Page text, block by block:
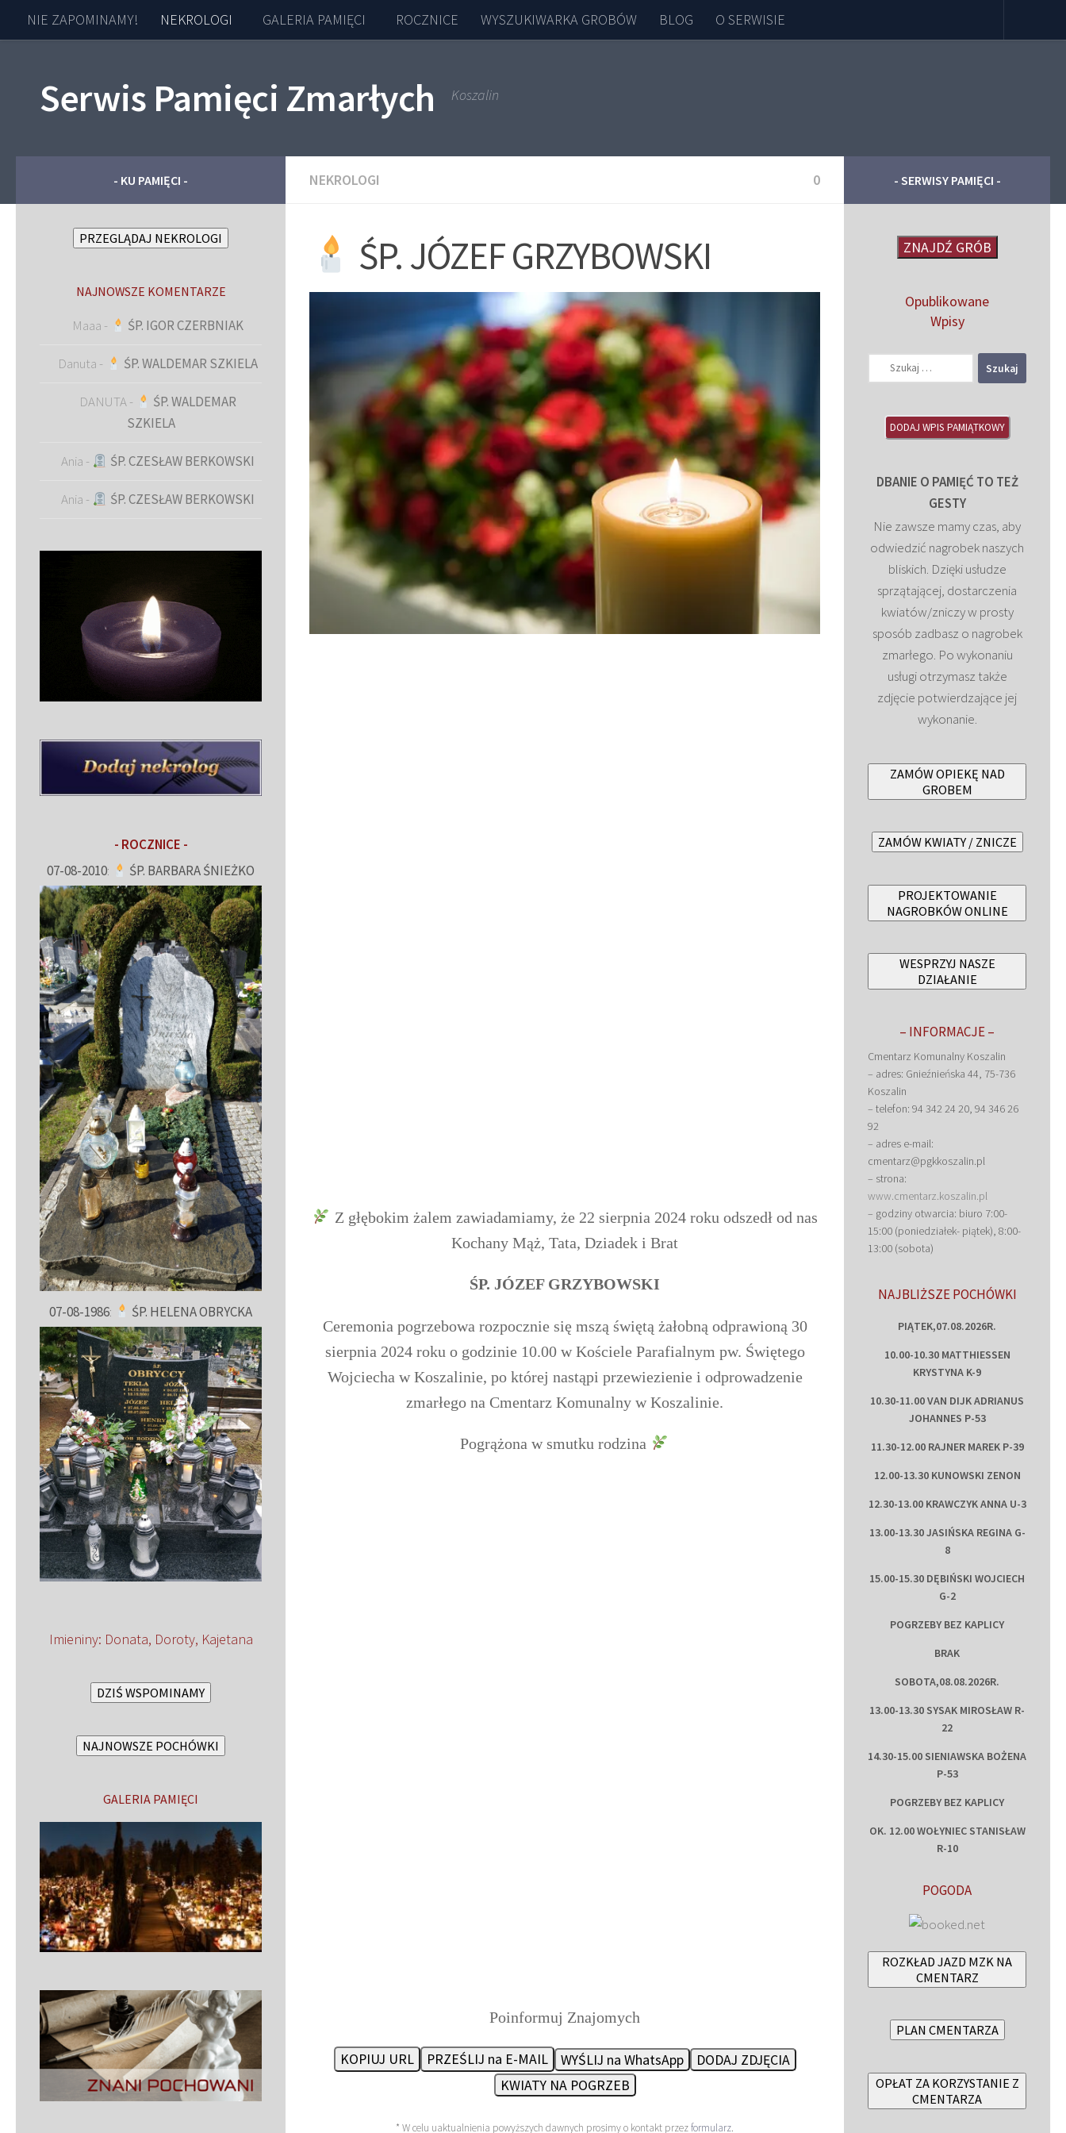
Skip to content
NIE ZAPOMINAMY! NEKROLOGI GALERIA PAMIĘCI ROCZNICE WYSZUKIWARKA GROBÓW BLOG O SERWISIE
Serwis Pamięci Zmarłych Koszalin
NEKROLOGI 0
ŚP. JÓZEF GRZYBOWSKI
Z głębokim żalem zawiadamiamy, że 22 sierpnia 2024 roku odszedł od nas
Kochany Mąż, Tata, Dziadek i Brat
ŚP. JÓZEF GRZYBOWSKI
Ceremonia pogrzebowa rozpocznie się mszą świętą żałobną odprawioną 30
sierpnia 2024 roku o godzinie 10.00 w Kościele Parafialnym pw. Świętego
Wojciecha w Koszalinie, po której nastąpi przewiezienie i odprowadzenie
zmarłego na Cmentarz Komunalny w Koszalinie.
Pogrążona w smutku rodzina
Poinformuj Znajomych
KOPIUJ URL PRZEŚLIJ na E-MAIL WYŚLIJ na WhatsApp
DODAJ ZDJĘCIA
KWIATY NA POGRZEB
* W celu uaktualnienia powyższych dawnych prosimy o kontakt przezformularz.
- KU PAMIĘCI -
PRZEGLĄDAJ NEKROLOGI
NAJNOWSZE KOMENTARZE
Maaa - ŚP. IGOR CZERBNIAK
Danuta - ŚP. WALDEMAR SZKIELA
DANUTA-
ŚP. WALDEMAR
SZKIELA
Ania - ŚP. CZESŁAW BERKOWSKI
Ania - ŚP. CZESŁAW BERKOWSKI
- ROCZNICE -
07-08-2010: ŚP. BARBARA ŚNIEŻKO
07-08-1986: ŚP. HELENA OBRYCKA
Imieniny: Donata, Doroty, Kajetana
DZIŚ WSPOMINAMY
NAJNOWSZE POCHÓWKI
GALERIA PAMIĘCI
- SERWISY PAMIĘCI -
ZNAJDŹ GRÓB
Opublikowane
Wpisy
DODAJ WPIS PAMIĄTKOWY
DBANIE O PAMIĘĆ TO TEŻ
GESTY
Nie zawsze mamy czas, aby
odwiedzić nagrobek naszych
bliskich. Dzięki usłudze
sprzątającej, dostarczenia
kwiatów/zniczy w prosty
sposób zadbasz o nagrobek
zmarłego. Po wykonaniu
usługi otrzymasz także
zdjęcie potwierdzające jej
wykonanie.
ZAMÓW OPIEKĘ NAD
GROBEM
ZAMÓW KWIATY / ZNICZE
PROJEKTOWANIE
NAGROBKÓW ONLINE
WESPRZYJ NASZE
DZIAŁANIE
– INFORMACJE –
Cmentarz Komunalny Koszalin
– adres: Gnieźnieńska 44, 75-736
Koszalin
– telefon: 94 342 24 20, 94 346 26
92
– adres e-mail:
cmentarz@pgkkoszalin.pl
– strona:
www.cmentarz.koszalin.pl
– godziny otwarcia: biuro 7:00-
15:00 (poniedziałek- piątek), 8:00-
13:00 (sobota)
NAJBLIŻSZE POCHÓWKI
PIĄTEK,07.08.2026R.
10.00-10.30 MATTHIESSEN
KRYSTYNA K-9
10.30-11.00 VAN DIJK ADRIANUS
JOHANNES P-53
11.30-12.00 RAJNER MAREK P-39
12.00-13.30 KUNOWSKI ZENON
12.30-13.00 KRAWCZYK ANNA U-3
13.00-13.30 JASIŃSKA REGINA G-
8
15.00-15.30 DĘBIŃSKI WOJCIECH
G-2
POGRZEBY BEZ KAPLICY
BRAK
SOBOTA,08.08.2026R.
13.00-13.30 SYSAK MIROSŁAW R-
22
14.30-15.00 SIENIAWSKA BOŻENA
P-53
POGRZEBY BEZ KAPLICY
OK. 12.00 WOŁYNIEC STANISŁAW
R-10
POGODA
ROZKŁAD JAZD MZK NA
CMENTARZ
PLAN CMENTARZA
OPŁAT ZA KORZYSTANIE Z
CMENTARZA